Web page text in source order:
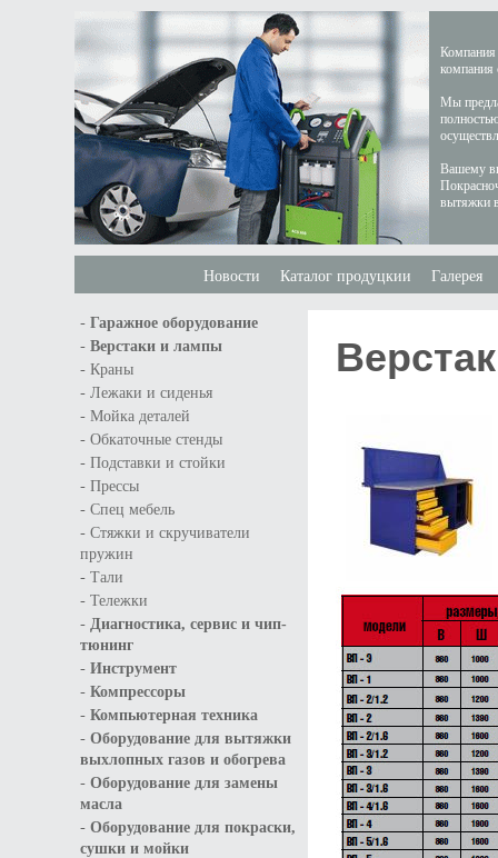
Компания
компания
Мы
Вашему
вытяжки
Новости Каталог продуцкии Галерея
- Гаражное оборудование
- Верстаки и лампы
- Краны
- Лежаки и сиденья
- Мойка деталей
- Обкаточные стенды
- Подставки и стойки
- Прессы
- Спец мебель
- Стяжки и скручиватели
пружин
- Тали
- Тележки
- Диагностика, сервис и чип-
тюнинг
- Инструмент
- Компрессоры
- Компьютерная техника
- Оборудование для вытяжки
выхлопных газов и обогрева
- Оборудование для замены
масла
- Оборудование для покраски,
сушки и мойки